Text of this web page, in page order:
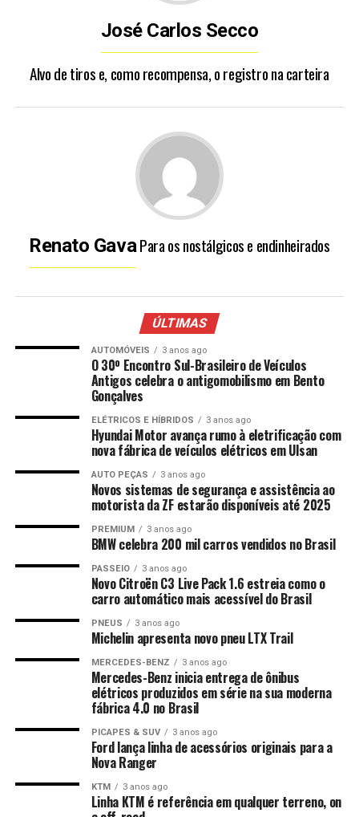
José Carlos Secco
Alvo de tiros e, como recompensa, o registro na carteira
Renato GavaPara os nostálgicos e endinheirados
ÚLTIMAS
AUTOMÓVEIS 3 anos ago
O 30º Encontro Sul-Brasileiro de Veículos
Antigos celebra o antigomobilismo em Bento
Gonçalves
ELÉTRICOS E HÍBRIDOS 3 anos ago
Hyundai Motor avança rumo à eletrificação com
nova fábrica de veículos elétricos em Ulsan
AUTO PEÇAS 3 anos ago
Novos sistemas de segurança e assistência ao
motorista da ZF estarão disponíveis até 2025
PREMIUM 3 anos ago
BMW celebra 200 mil carros vendidos no Brasil
PASSEIO 3 anos ago
Novo Citroën C3 Live Pack 1.6 estreia como o
carro automático mais acessível do Brasil
PNEUS 3 anos ago
Michelin apresenta novo pneu LTX Trail
MERCEDES-BENZ 3 anos ago
Mercedes-Benz inicia entrega de ônibus
elétricos produzidos em série na sua moderna
fábrica 4.0 no Brasil
PICAPES & SUV 3 anos ago
Ford lança linha de acessórios originais para a
Nova Ranger
KTM 3 anos ago
Linha KTM é referência em qualquer terreno, on